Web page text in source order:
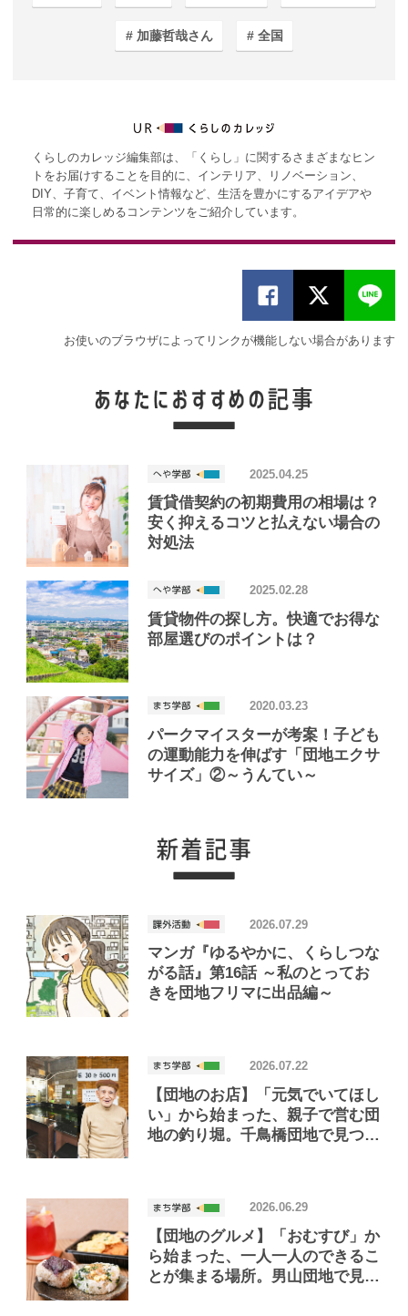
加藤哲哉さん 全国
くらしのカレッジ編集部は、「くらし」に関するさまざまなヒン
トをお届けすることを目的に、インテリア、リノベーション、
DIY、子育て、イベント情報など、生活を豊かにするアイデアや
日常的に楽しめるコンテンツをご紹介しています。
お使いのブラウザによってリンクが機能しない場合があります
賃貸借契約の初期費用の相場は？
安く抑えるコツと払えない場合の
対処法
2025.04.25
賃貸物件の探し方。快適でお得な
部屋選びのポイントは？
2025.02.28
パークマイスターが考案！子ども
の運動能力を伸ばす「団地エクサ
サイズ」②～うんてい～
2020.03.23
マンガ『ゆるやかに、くらしつな
がる話』第16話 ～私のとってお
きを団地フリマに出品編～
2026.07.29
【団地のお店】「元気でいてほし
い」から始まった、親子で営む団
地の釣り堀。千鳥橋団地で見つけ
2026.07.22
【団地のグルメ】「おむすび」か
ら始まった、一人一人のできるこ
とが集まる場所。男山団地で見つ
2026.06.29